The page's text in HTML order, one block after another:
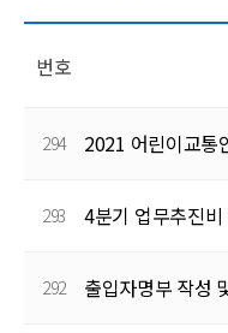
번호
294 2021 어린이교통
293 4분기 업무추진비
292 출입자명부 작성